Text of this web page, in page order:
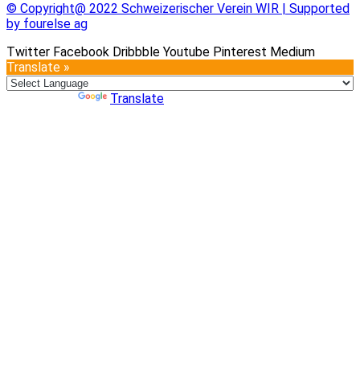
© Copyright@ 2022 Schweizerischer Verein WIR | Supported
by fourelse ag
Twitter Facebook Dribbble Youtube Pinterest Medium
Translate »
Translate